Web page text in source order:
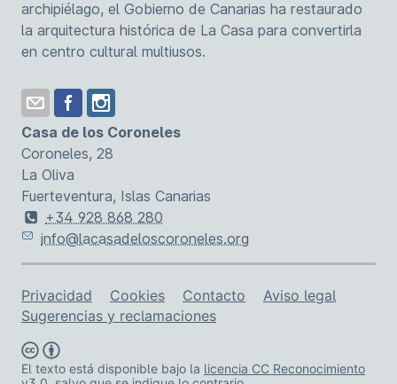
archipiélago, el Gobierno de Canarias ha restaurado
la arquitectura histórica de La Casa para convertirla
en centro cultural multiusos.
Casa de los Coroneles
Coroneles, 28
La Oliva
Fuerteventura, Islas Canarias
+34 928 868 280
info@lacasadeloscoroneles.org
Enlaces de asistencia
Privacidad Cookies Contacto
Aviso legal
Sugerencias y reclamaciones
El texto está disponible bajo la licencia CC Reconocimiento